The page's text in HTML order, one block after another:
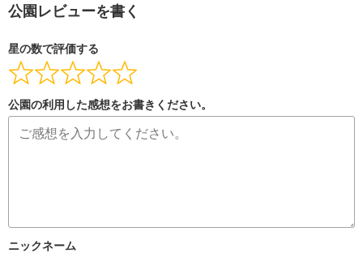
公園レビューを書く
星の数で評価する
公園の利用した感想をお書きください。
ニックネーム